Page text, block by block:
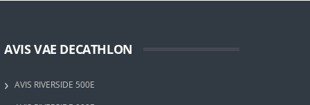
AVIS VAE DECATHLON
AVIS RIVERSIDE 500E